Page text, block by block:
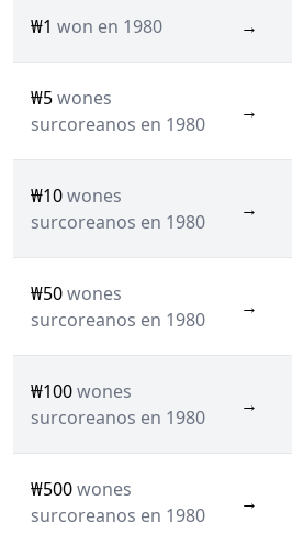
₩1 won en 1980 →
₩5wones
surcoreanos en 1980
→
₩10wones
surcoreanos en 1980
→
₩50wones
surcoreanos en 1980
→
₩100wones
surcoreanos en 1980
→
₩500wones
surcoreanos en 1980
→